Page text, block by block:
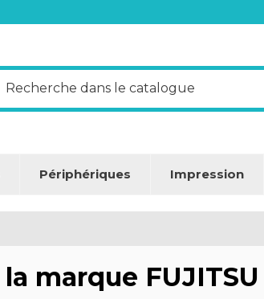
Périphériques Impression
marque FUJITSU